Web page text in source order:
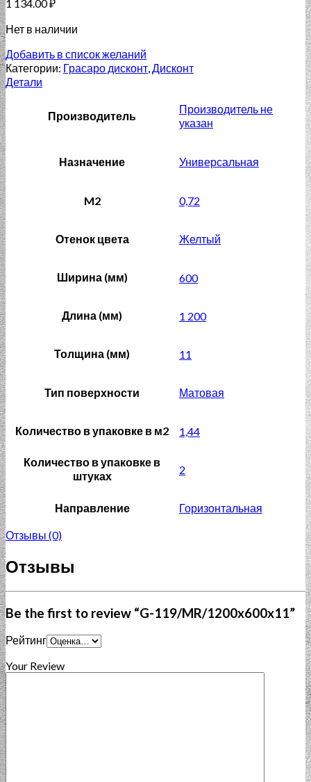
1 134.00₽
Нет в наличии
Добавить в список желаний
Категории: Грасаро дисконт,Дисконт
Детали
Производитель
Производитель не
указан
Назначение Универсальная
M2 0,72
Отенок цвета Желтый
Ширина (мм) 600
Длина (мм) 1 200
Толщина (мм) 11
Тип поверхности Матовая
Количество в упаковке в м2 1,44
Количество в упаковке в
штуках
2
Направление Горизонтальная
Отзывы (0)
Отзывы
Be the first to review “G-119/MR/1200x600x11”
Рейтинг
Your Review